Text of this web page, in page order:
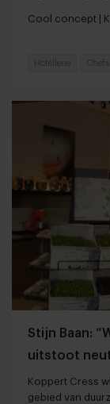
Cool concept |
Hotellerie Chefs
Stijn Baan:
uitstoot
Koppert Cress
gebied van